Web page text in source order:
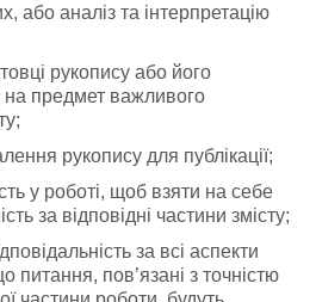
або аналіз та інтерпретацію
рукопису або його
на предмет важливого
рукопису для публікації;
у роботі, щоб взяти на себе
за відповідні частини змісту;
за всі аспекти
питання, пов’язані з точністю